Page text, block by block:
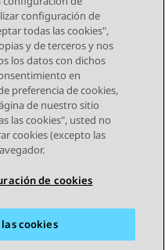
Tema siguiente
Uso Privacidad
configuración de
todas las cookies",
y de terceros y nos
los datos con dichos
en
preferencia de cookies,
de nuestro sitio
las cookies", usted no
cookies (excepto las
de cookies
cookies